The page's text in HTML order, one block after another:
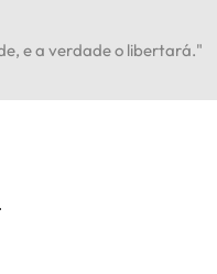
e a verdade o libertará."